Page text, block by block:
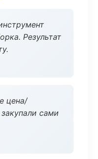
Результат
цена/
сами